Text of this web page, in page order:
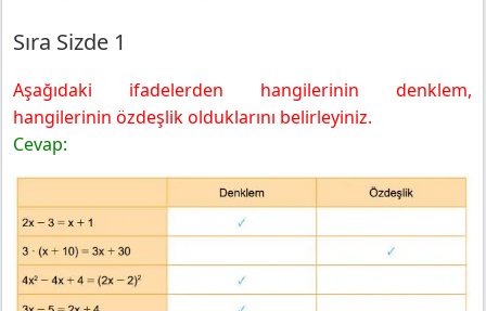
Sıra Sizde 1
Aşağıdaki ifadelerden hangilerinin denklem,
hangilerinin özdeşlik olduklarını belirleyiniz.
Cevap: